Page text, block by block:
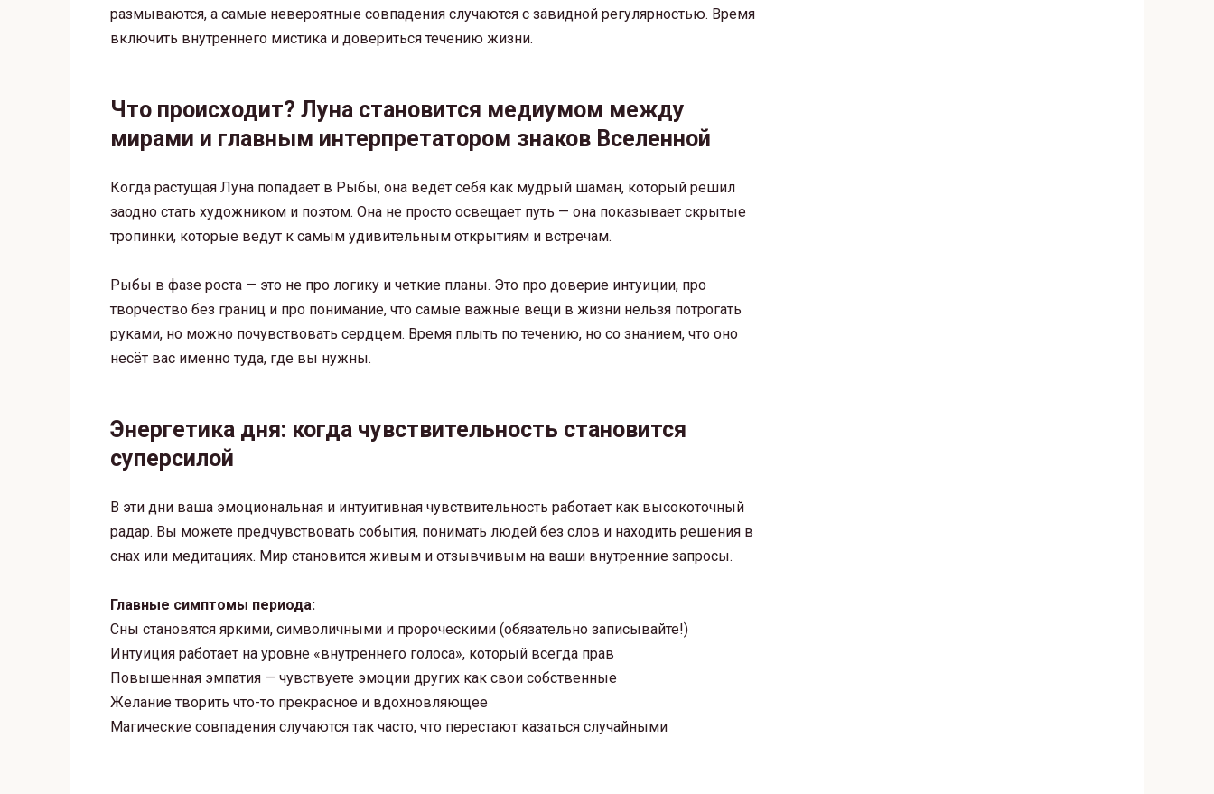
размываются, а самые невероятные совпадения случаются с завидной регулярностью. Время
включить внутреннего мистика и довериться течению жизни.
Что происходит? Луна становится медиумом между
мирами и главным интерпретатором знаков Вселенной
Когда растущая Луна попадает в Рыбы, она ведёт себя как мудрый шаман, который решил
заодно стать художником и поэтом. Она не просто освещает путь — она показывает скрытые
тропинки, которые ведут к самым удивительным открытиям и встречам.
Рыбы в фазе роста — это не про логику и четкие планы. Это про доверие интуиции, про
творчество без границ и про понимание, что самые важные вещи в жизни нельзя потрогать
руками, но можно почувствовать сердцем. Время плыть по течению, но со знанием, что оно
несёт вас именно туда, где вы нужны.
Энергетика дня: когда чувствительность становится
суперсилой
В эти дни ваша эмоциональная и интуитивная чувствительность работает как высокоточный
радар. Вы можете предчувствовать события, понимать людей без слов и находить решения в
снах или медитациях. Мир становится живым и отзывчивым на ваши внутренние запросы.
Главные симптомы периода:
Сны становятся яркими, символичными и пророческими (обязательно записывайте!)
Интуиция работает на уровне «внутреннего голоса», который всегда прав
Повышенная эмпатия — чувствуете эмоции других как свои собственные
Желание творить что-то прекрасное и вдохновляющее
Магические совпадения случаются так часто, что перестают казаться случайными